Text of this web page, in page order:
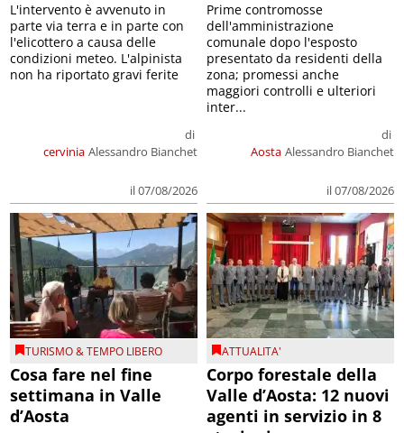
cervinia
di
Alessandro Bianchet
il 07/08/2026
L'intervento è avvenuto in
parte via terra e in parte con
l'elicottero a causa delle
condizioni meteo. L'alpinista
non ha riportato gravi ferite
Aosta
di
Alessandro Bianchet
il 07/08/2026
Prime contromosse
dell'amministrazione
comunale dopo l'esposto
presentato da residenti della
zona; promessi anche
maggiori controlli e ulteriori
inter...
TURISMO & TEMPO LIBERO
Cosa fare nel fine
settimana in Valle
d’Aosta
ATTUALITA'
Corpo forestale della
Valle d’Aosta: 12 nuovi
agenti in servizio in 8